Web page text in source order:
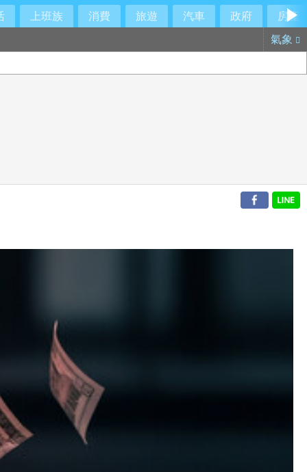
上班族 消費 旅遊 汽車 政府
房產
氣象